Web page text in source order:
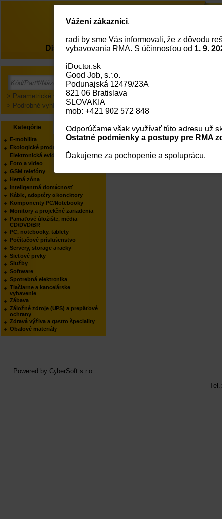
> Parametrické vyhľadávanie
> Podrobné vyhľadávanie
Kategórie Výrobcovia
E-mobilita
Ekologické produkty
Elektronická evidencia tržieb
Foto a video
GSM telefóny
Herná zóna
Inteligentná domácnosť
Káble, adaptéry a konektory
Komponenty PC/Notebooky
Monitory a projekčné zariadenia
Pamäťové úložište, média
CD/DVD/BR
PC, notebooky, tablety
Počítačové príslušenstvo
Servery, storage a racky
Sieťové prvky
Služby
Software
Spotrebná elektronika
Tlačiarne a kancelárske
vybavenie
Zábava
Záložné zdroje (UPS) a prepäťové
ochrany
Zdravá výživa a gastro špeciality
Obalové materiály
O nás
Powered by CyberSoft s.r.o.
Vážení zákazníci,
radi by sme Vás informovali, že z dôvodu
vybavovania RMA. S účinnosťou od 1. 9.
iDoctor.sk
Good Job, s.r.o.
Podunajská 12479/23A
821 06 Bratislava
SLOVAKIA
mob: +421 902 572 848
Odporúčame však využívať túto adresu už
Ostatné podmienky a postupy pre RMA
Ďakujeme za pochopenie a spoluprácu.